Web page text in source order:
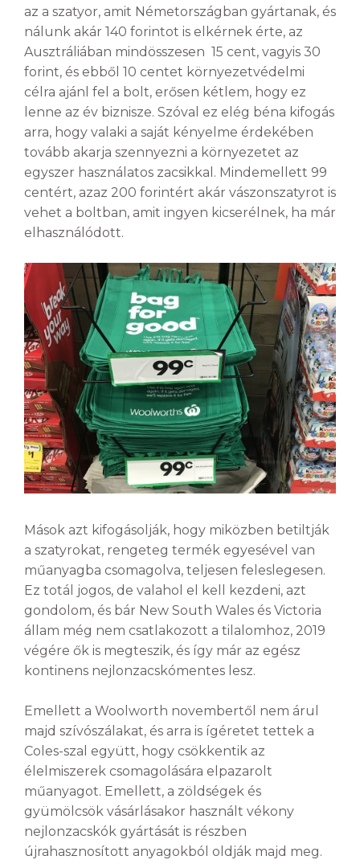
az a szatyor, amit Németországban gyártanak, és
nálunk akár 140 forintot is elkérnek érte, az
Ausztráliában mindösszesen 15 cent, vagyis 30
forint, és ebből 10 centet környezetvédelmi
célra ajánl fel a bolt, erősen kétlem, hogy ez
lenne az év biznisze. Szóval ez elég béna kifogás
arra, hogy valaki a saját kényelme érdekében
tovább akarja szennyezni a környezetet az
egyszer használatos zacsikkal. Mindemellett 99
centért, azaz 200 forintért akár vászonszatyrot is
vehet a boltban, amit ingyen kicserélnek, ha már
elhasználódott.
Mások azt kifogásolják, hogy miközben betiltják
a szatyrokat, rengeteg termék egyesével van
műanyagba csomagolva, teljesen feleslegesen.
Ez totál jogos, de valahol el kell kezdeni, azt
gondolom, és bár New South Wales és Victoria
állam még nem csatlakozott a tilalomhoz, 2019
végére ők is megteszik, és így már az egész
kontinens nejlonzacskómentes lesz.
Emellett a Woolworth novembertől nem árul
majd szívószálakat, és arra is ígéretet tettek a
Coles-szal együtt, hogy csökkentik az
élelmiszerek csomagolására elpazarolt
műanyagot. Emellett, a zöldségek és
gyümölcsök vásárlásakor használt vékony
nejlonzacskók gyártását is részben
újrahasznosított anyagokból oldják majd meg.